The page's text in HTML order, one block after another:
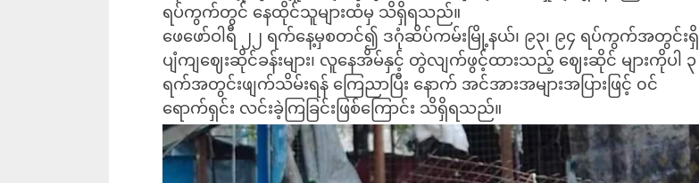
ရပ်ကွက်တွင် နေထိုင်သူများထံမှ သိရှိရသည်။
ဖေဖော်ဝါရီ ၂၂ ရက်နေ့မှစတင်၍ ဒဂုံဆိပ်ကမ်းမြို့နယ်၊ ၉၃၊ ၉၄ ရပ်ကွက်အတွင်းရှိ
ပျံကျဈေးဆိုင်ခန်းများ၊ လူနေအိမ်နှင့် တွဲလျက်ဖွင့်ထားသည့် ဈေးဆိုင် များကိုပါ ၃
ရက်အတွင်းဖျက်သိမ်းရန် ကြေညာပြီး နောက် အင်အားအများအပြားဖြင့် ၀င်
ရောက်ရှင်း လင်းခဲ့ကြခြင်းဖြစ်ကြောင်း သိရှိရသည်။